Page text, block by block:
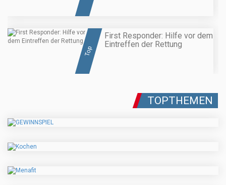
Top
First Responder: Hilfe vor dem
Eintreffen der Rettung
TOPTHEMEN